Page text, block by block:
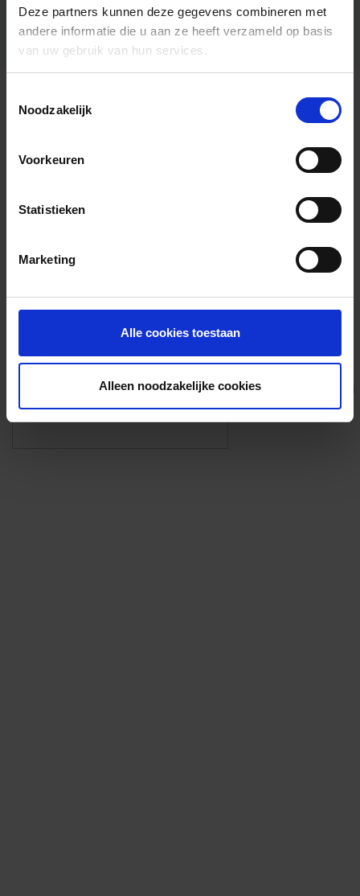
Deze partners kunnen deze gegevens combineren met
andere informatie die u aan ze heeft verzameld op basis
van uw gebruik van hun services.
Noodzakelijk
Voorkeuren
Statistieken
Marketing
Alle cookies toestaan
Alleen noodzakelijke cookies
Algemene informatie
Foto’s ({{photos.length}})
Eigen foto’s